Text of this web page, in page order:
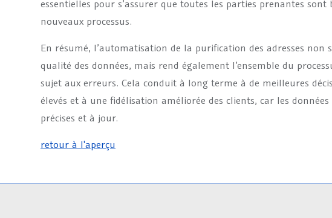
essentielles pour s’assurer que toutes les parties prenantes sont
nouveaux processus.
En résumé, l’automatisation de la purification des adresses non
qualité des données, mais rend également l’ensemble du
sujet aux erreurs. Cela conduit à long terme à de meilleures
élevés et à une fidélisation améliorée des clients, car les
précises et à jour.
retour à l'aperçu